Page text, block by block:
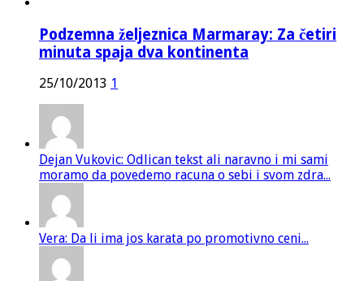
Podzemna željeznica Marmaray: Za četiri
minuta spaja dva kontinenta
25/10/2013 1
Dejan Vukovic: Odlican tekst ali naravno i mi sami
moramo da povedemo racuna o sebi i svom zdra...
Vera: Da li ima jos karata po promotivno ceni...